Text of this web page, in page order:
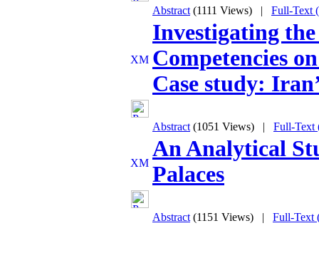
Abstract (1111 Views) | Full-Text
Investigating
Competencies
Case study:
Abstract (1051 Views) | Full-Text
An Analytical
Palaces
Abstract (1151 Views) | Full-Text